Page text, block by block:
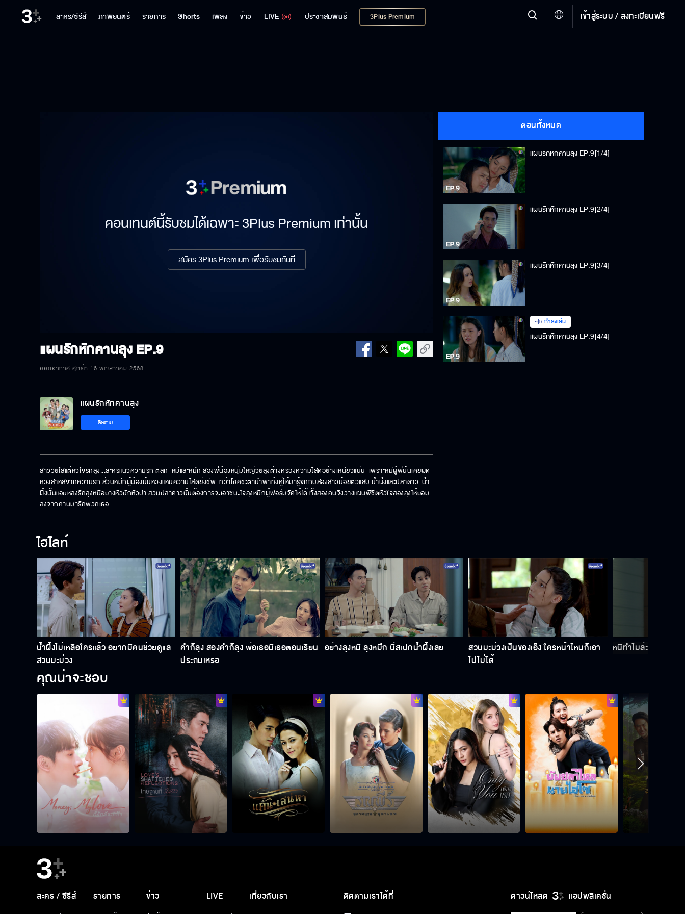
ละคร/ซีรีส์ ภาพยนตร์ รายการ Shorts เพลง ข่าว LIVE ประชาสัมพันธ์ 3Plus Premium เข้าสู่ระบบ / ลงทะเบียนฟรี
คอนเทนต์นี้รับชมได้เฉพาะ 3Plus Premium เท่านั้น
สมัคร 3Plus Premium เพื่อรับชมทันที
แผนรักหักคานลุงEP.9
ออกอากาศ ศุกร์ที่ 16 พฤษภาคม 2568
ตอนทั้งหมด
แผนรักหักคานลุง EP.9[1/4]
แผนรักหักคานลุง EP.9[2/4]
แผนรักหักคานลุง EP.9[3/4]
กำลังเล่น
แผนรักหักคานลุง EP.9[4/4]
แผนรักหักคานลุง
ติดตาม
สาววัยใสแต่หัวใจรักลุง...ละครแนวความรัก ตลก  หมีและหมึก สองพี่น้องหนุ่มใหญ่วัยลุงต่างครองความโสดอย่างเหนียวแน่น  เพราะหมีผู้พี่นั้นเคยผิด
หวังสาหัสจากความรัก ส่วนหมึกผู้น้องนั้นหวงแหนความโสดยิ่งชีพ  ทว่าโชคชะตานำพาทั้งคู่ให้มารู้จักกับสองสาวน้อยตัวแสบ น้ำผึ้งและปลาดาว  น้ำ
ผึ้งนั้นแอบหลงรักลุงหมีอย่างหัวปักหัวปำ ส่วนปลาดาวนั้นต้องการจะเอาชนะใจลุงหมึกผู้ฟอร์มจัดให้ได้ ทั้งสองคนจึงวางแผนพิชิตหัวใจสองลุงให้ยอม
ลงจากคานมารักพวกเธอ
ไฮไลท์
น้ำผึ้งไม่เหลือใครแล้ว อยากมีคนช่วยดูแล
สวนมะม่วง
คำก็ลุง สองคำก็ลุง พ่อเธอมีเธอตอนเรียน
ประถมเหรอ
อย่างลุงหมี ลุงหมึก นี่สเปกน้ำผึ้งเลย
สวนมะม่วงเป็นของเอ็ง ใครหน้าไหนก็เอา
ไปไม่ได้
หนีทำไมล่ะ เธอไปใส่
คุณน่าจะชอบ
ดาวน์โหลด แอปพลิเคชั่น
ละคร / ซีรีส์ รายการ ข่าว LIVE เกี่ยวกับเรา ติดตามเราได้ที่